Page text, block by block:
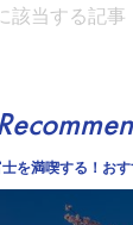
該当する記
を満喫する！お